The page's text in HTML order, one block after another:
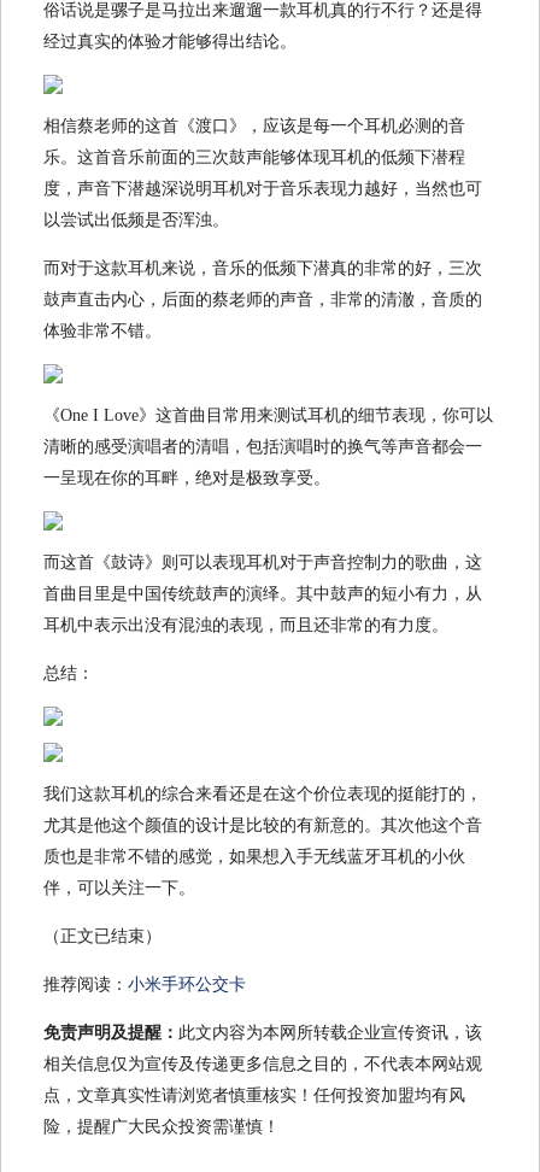
俗话说是骡子是马拉出来遛遛一款耳机真的行不行？还是得
经过真实的体验才能够得出结论。
相信蔡老师的这首《渡口》，应该是每一个耳机必测的音
乐。这首音乐前面的三次鼓声能够体现耳机的低频下潜程
度，声音下潜越深说明耳机对于音乐表现力越好，当然也可
以尝试出低频是否浑浊。
而对于这款耳机来说，音乐的低频下潜真的非常的好，三次
鼓声直击内心，后面的蔡老师的声音，非常的清澈，音质的
体验非常不错。
《One I Love》这首曲目常用来测试耳机的细节表现，你可以
清晰的感受演唱者的清唱，包括演唱时的换气等声音都会一
一呈现在你的耳畔，绝对是极致享受。
而这首《鼓诗》则可以表现耳机对于声音控制力的歌曲，这
首曲目里是中国传统鼓声的演绎。其中鼓声的短小有力，从
耳机中表示出没有混浊的表现，而且还非常的有力度。
总结：
我们这款耳机的综合来看还是在这个价位表现的挺能打的，
尤其是他这个颜值的设计是比较的有新意的。其次他这个音
质也是非常不错的感觉，如果想入手无线蓝牙耳机的小伙
伴，可以关注一下。
（正文已结束）
推荐阅读： 小米手环公交卡
免责声明及提醒： 此文内容为本网所转载企业宣传资讯，该
相关信息仅为宣传及传递更多信息之目的，不代表本网站观
点，文章真实性请浏览者慎重核实！任何投资加盟均有风
险，提醒广大民众投资需谨慎！